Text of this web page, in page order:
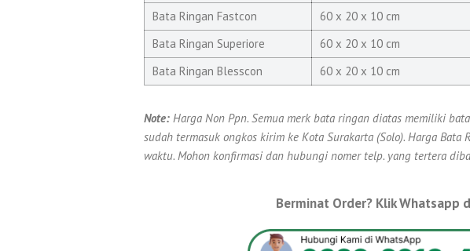
Bata Ringan Fastcon
60 x 20 x 10 cm
Bata Ringan Superiore
60 x 20 x 10 cm
Bata Ringan Blesscon
60 x 20 x 10 cm
Note: Harga Non Ppn. Semua merk bata ringan diatas memiliki
sudah termasuk ongkos kirim ke Kota Surakarta (Solo). Harga
waktu. Mohon konfirmasi dan hubungi nomer telp. yang tertera
Berminat Order? Klik Whatsapp